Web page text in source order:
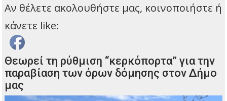
Αν θέλετε ακολουθήστε μας, κοινοποιήστε ή
κάνετε like:
Θεωρεί τη ρύθμιση “κερκόπορτα” για την
παραβίαση των όρων δόμησης στον Δήμο
μας